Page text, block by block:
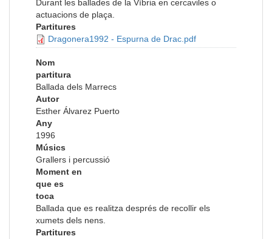
Durant les ballades de la Víbria en cercaviles o
actuacions de plaça.
Partitures
Dragonera1992 - Espurna de Drac.pdf
Nom
partitura
Ballada dels Marrecs
Autor
Esther Álvarez Puerto
Any
1996
Músics
Grallers i percussió
Moment en
que es
toca
Ballada que es realitza després de recollir els
xumets dels nens.
Partitures